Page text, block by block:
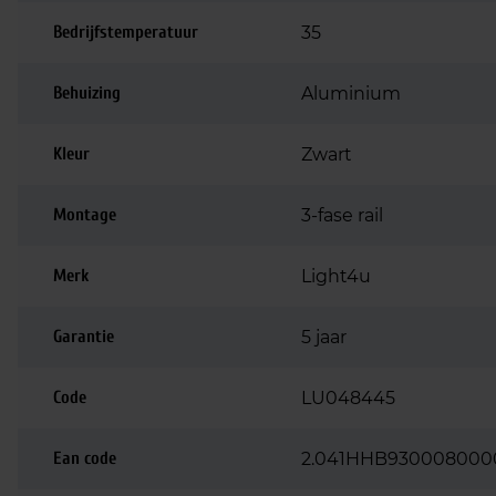
Bedrijfstemperatuur 35
Behuizing Aluminium
Kleur Zwart
Montage 3-fase rail
Merk Light4u
Garantie 5 jaar
Code LU048445
Ean code